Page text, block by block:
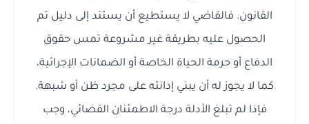
القانون. فالقاضي لا يستطيع أن يستند إلى دليل تم
الحصول عليه بطريقة غير مشروعة تمس حقوق
الدفاع أو حرمة الحياة الخاصة أو الضمانات الإجرائية،
كما لا يجوز له أن يبني إدانته على مجرد ظن أو شبهة.
فإذا لم تبلغ الأدلة درجة الاطمئنان القضائي، وجب